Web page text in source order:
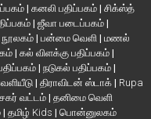
| கனலி பதிப்பகம் | சிக்ஸ்த்
| ஜீவா படைப்பகம் |
நூலகம் | பன்மை வெளி | மணல்
| கல் விளக்கு பதிப்பகம் |
| நடுகல் பதிப்பகம் |
| திராவிடன் ஸ்டாக் | Rupa
வட்டம் | தனிமை வெளி
| தமிழ் Kids | பொன்னுலகம்